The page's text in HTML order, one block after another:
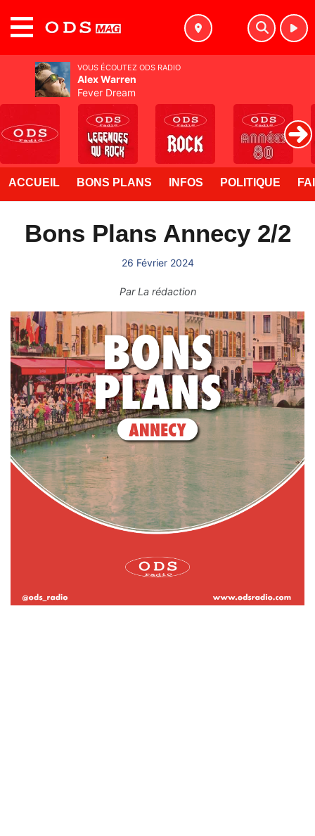
ACCUEIL BONS PLANS INFOS POLITIQUE
Bons Plans Annecy 2/2
26 Février 2024
ParLa rédaction
VOUS ÉCOUTEZ ODS RADIO
Alex Warren
Fever Dream